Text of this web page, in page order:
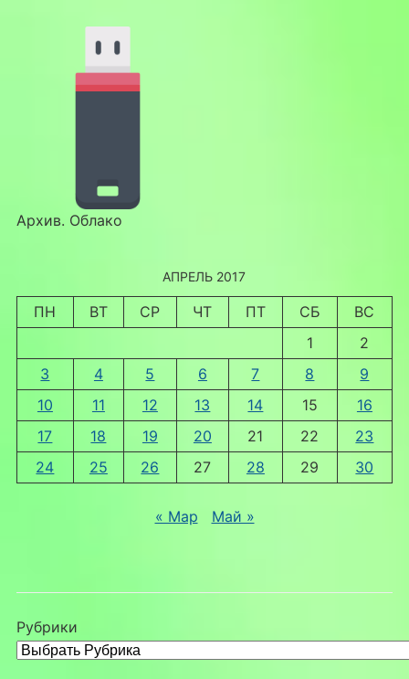
Архив. Облако
АПРЕЛЬ 2017
ПН ВТ СР ЧТ ПТ СБ
ВС
1
2
3
4 5 6 7 8
9
10
11 12 13 14 15
16
17
18 19 20 21 22
23
24
25 26 27 28 29 30
« Мар Май »
Рубрики